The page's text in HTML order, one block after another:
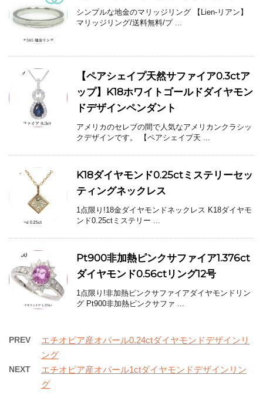
シンプルな地金のマリッジリング 【Lien-リアン】
マリッジリング/送料無料/プ ...
【ペアシェイプ天然サファイア0.3ctア
ップ】K18ホワイトゴールドダイヤモン
ドデザインペンダント
アメリカのセレブの間で人気なアメリカンクラシッ
クデザインです。 【ペアシェイプ天 ...
K18ダイヤモンド0.25ctミステリーセッ
ティングネックレス
1点限り!18金ダイヤモンドネックレス K18ダイヤモ
ンド0.25ctミステリー ...
Pt900非加熱ピンクサファイア1.376ct
ダイヤモンド0.56ctリング12号
1点限り!非加熱ピンクサファイアダイヤモンドリン
グ Pt900非加熱ピンクサファ ...
PREV
エチオピア産オパール0.24ctダイヤモンドデザインリ
ング
NEXT
エチオピア産オパール1ctダイヤモンドデザインリン
グ